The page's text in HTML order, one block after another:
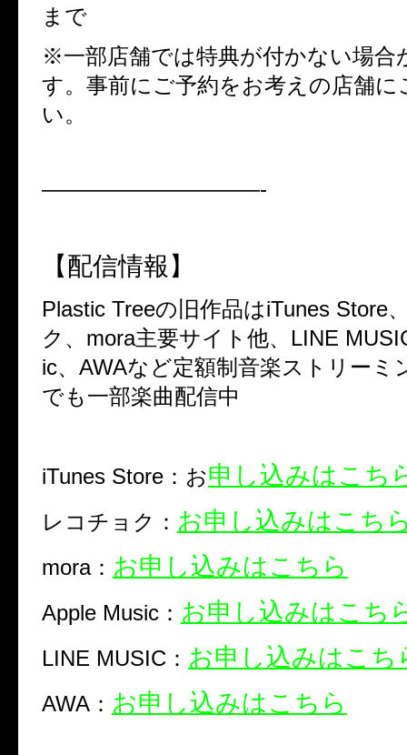
まで
※一部店舗では特典が付かない場合
す。事前にご予約をお考えの店舗に
い。
——————————-
【配信情報】
Plastic Treeの旧作品はiTunes Store
ク、 mora主要サイト他、 LINE
ic、 AWAなど定額制音楽ストリーミ
でも一部楽曲配信中
iTunes Store：お申し込みはこち
レコチョク： お申し込みはこち
mora： お申し込みはこちら
Apple Music： お申し込みはこち
LINE MUSIC： お申し込みはこち
AWA： お申し込みはこちら